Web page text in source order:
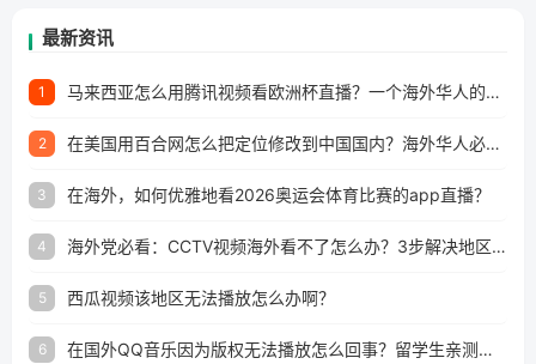
最新资讯
1 马来西亚怎么用腾讯视频看欧洲杯直播？一个海外华人的真实困扰与破解
2 在美国用百合网怎么把定位修改到中国国内？海外华人必备的回国加速指南
3 在海外，如何优雅地看2026奥运会体育比赛的app直播？
4 海外党必看：CCTV视频海外看不了怎么办？3步解决地区限制+追剧自由
5 西瓜视频该地区无法播放怎么办啊？
6 在国外QQ音乐因为版权无法播放怎么回事？留学生亲测有效的解决办法